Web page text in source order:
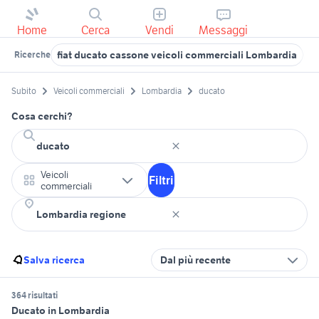
Home Cerca Vendi Messaggi
Ricerche fiat ducato cassone veicoli commerciali Lombardia
Subito Veicoli commerciali Lombardia ducato
Cosa cerchi?
Veicoli
commerciali
Filtri
Salva ricerca Dal più recente
364 risultati
Ducato in Lombardia